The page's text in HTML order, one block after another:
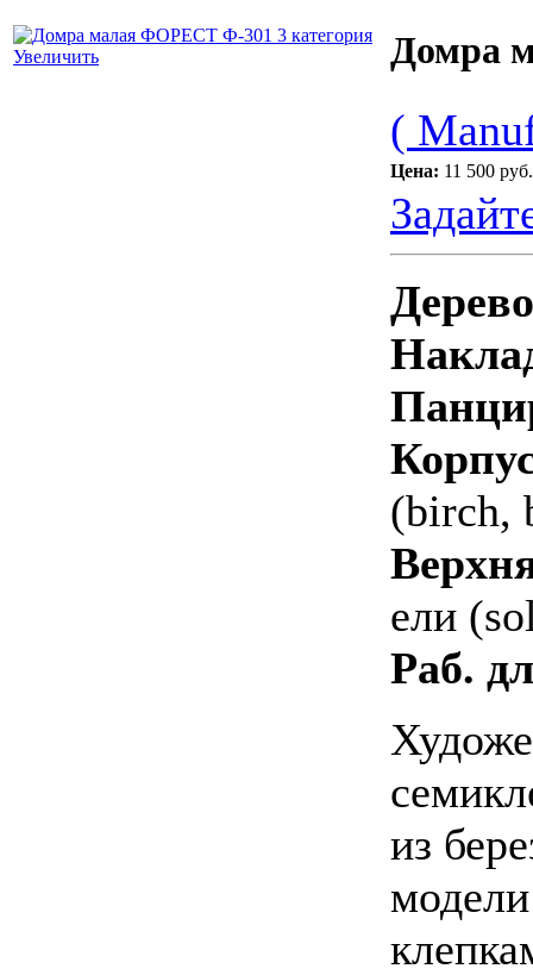
Увеличить Домра
(
Цена: 11 500 руб.
(birch,
ели
Раб.
из